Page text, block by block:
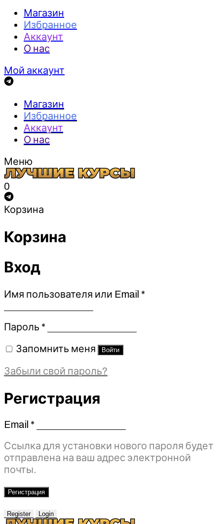
Магазин
Избранное
Аккаунт
О нас
Мой аккаунт
Магазин
Избранное
Аккаунт
О нас
Меню
0
Корзина
Корзина
Вход
Имя пользователя или Email *Обязательно
Пароль *Обязательно
Запомнить меня Войти
Забыли свой пароль?
Регистрация
Email *Обязательно
Ссылка для установки нового пароля будет
отправлена ​​на ваш адрес электронной
почты.
Регистрация
Register Login